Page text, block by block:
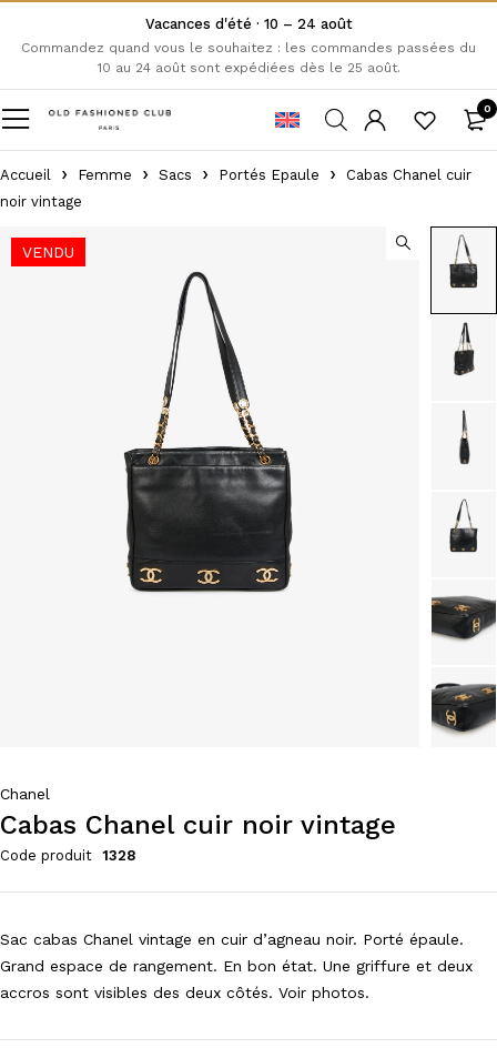
Vacances d'été · 10 – 24 août
Commandez quand vous le souhaitez : les commandes passées du
10 au 24 août sont expédiées dès le 25 août.
0
Accueil Femme Sacs Portés Epaule
Cabas Chanel cuir
noir vintage
VENDU
Chanel
Cabas Chanel cuir noir vintage
Code produit 1328
Sac cabas Chanel vintage en cuir d’agneau noir. Porté épaule.
Grand espace de rangement. En bon état. Une griffure et deux
accros sont visibles des deux côtés. Voir photos.